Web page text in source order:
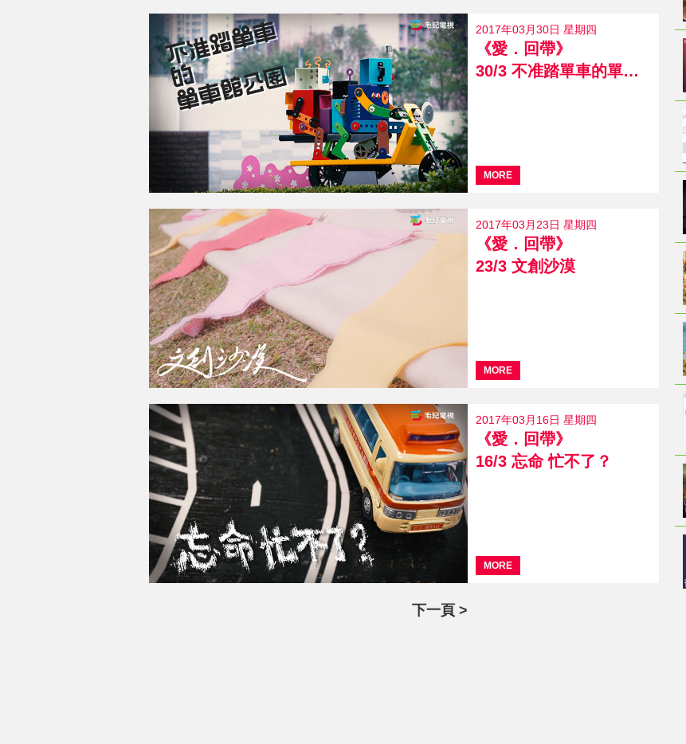
2017年03月30日 星期四
《愛．回帶》
30/3 不准踏單車的單車館公園
MORE
2017年03月23日 星期四
《愛．回帶》
23/3 文創沙漠
MORE
2017年03月16日 星期四
《愛．回帶》
16/3 忘命 忙不了？
MORE
下一頁 >